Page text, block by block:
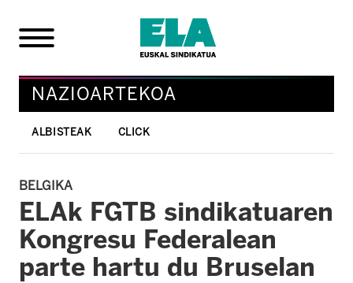
NAZIOARTEKOA
ALBISTEAK CLICK
BELGIKA
ELAk FGTB sindikatuaren
Kongresu Federalean
parte hartu du Bruselan